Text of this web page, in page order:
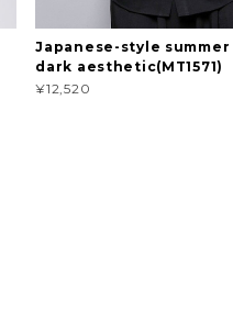
Japanese-style
dark aesthetic(MT1571)
¥12,520